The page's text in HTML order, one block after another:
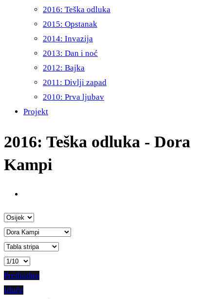
2016: Teška odluka
2015: Opstanak
2014: Invazija
2013: Dan i noć
2012: Bajka
2011: Divlji zapad
2010: Prva ljubav
Projekt
2016: Teška odluka - Dora
Kampi
Prethodno
Iduće